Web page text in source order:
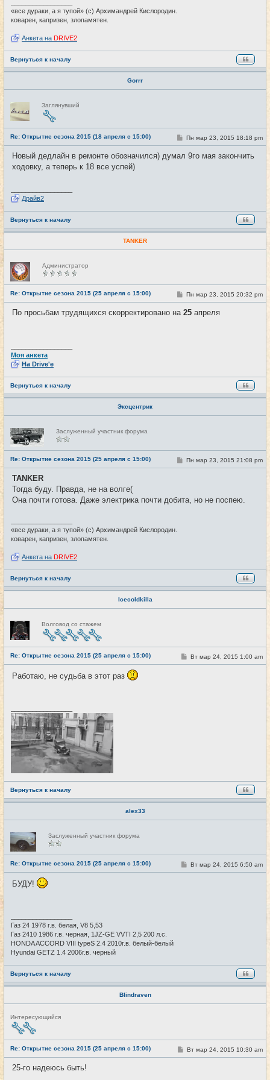
«все дураки, а я тупой» (с) Архимандрей Кислородин.
коварен, капризен, злопамятен.
Анкета на DRIVE2
Вернуться к началу
Gorrr
Н
е
в
с
е
т
и
Заглянувший
Re: Открытие сезона 2015 (18 апреля с 15:00) #3
С
о
б
Пн мар 23, 2015 18:18 pm
Новый дедлайн в ремонте обозначился) думал 9го мая закончить
ходовку, а теперь к 18 все успей)
Драйв2
Вернуться к началу
TANKER
Н
е
в
с
е
т
и
Администратор
Re: Открытие сезона 2015 (25 апреля с 15:00) #4
С
о
о
б
Пн мар 23, 2015 20:32 pm
По просьбам трудящихся скорректировано на 25 апреля
Моя анкета
На Drive'e
Вернуться к началу
Эксцентрик
Н
е
в
е
т
и
Заслуженный участник форума
Re: Открытие сезона 2015 (25 апреля с 15:00) #5
С
о
н
Пн мар 23, 2015 21:08 pm
TANKER
Тогда буду. Правда, не на волге(
Она почти готова. Даже электрика почти добита, но не поспею.
«все дураки, а я тупой» (с) Архимандрей Кислородин.
коварен, капризен, злопамятен.
Анкета на DRIVE2
Вернуться к началу
Icecoldkilla
Н
е
в
с
е
т
и
Волговод со стажем
Re: Открытие сезона 2015 (25 апреля с 15:00) #6
С
о
Вт мар 24, 2015 1:00 am
Работаю, не судьба в этот раз
Вернуться к началу
alex33
Н
е
в
с
е
т
и
Заслуженный участник форума
Re: Открытие сезона 2015 (25 апреля с 15:00) #7
С
о
Вт мар 24, 2015 6:50 am
БУДУ!
Газ 24 1978 г.в. белая, V8 5,53
Газ 2410 1986 г.в. черная, 1JZ-GE VVTI 2,5 200 л.с.
HONDA ACCORD VIII typeS 2.4 2010г.в. белый-белый
Hyundai GETZ 1.4 2006г.в. черный
Вернуться к началу
Blindraven
Н
е
в
т
и
Интересующийся
Re: Открытие сезона 2015 (25 апреля с 15:00) #8
С
о
Вт мар 24, 2015 10:30 am
25-го надеюсь быть!